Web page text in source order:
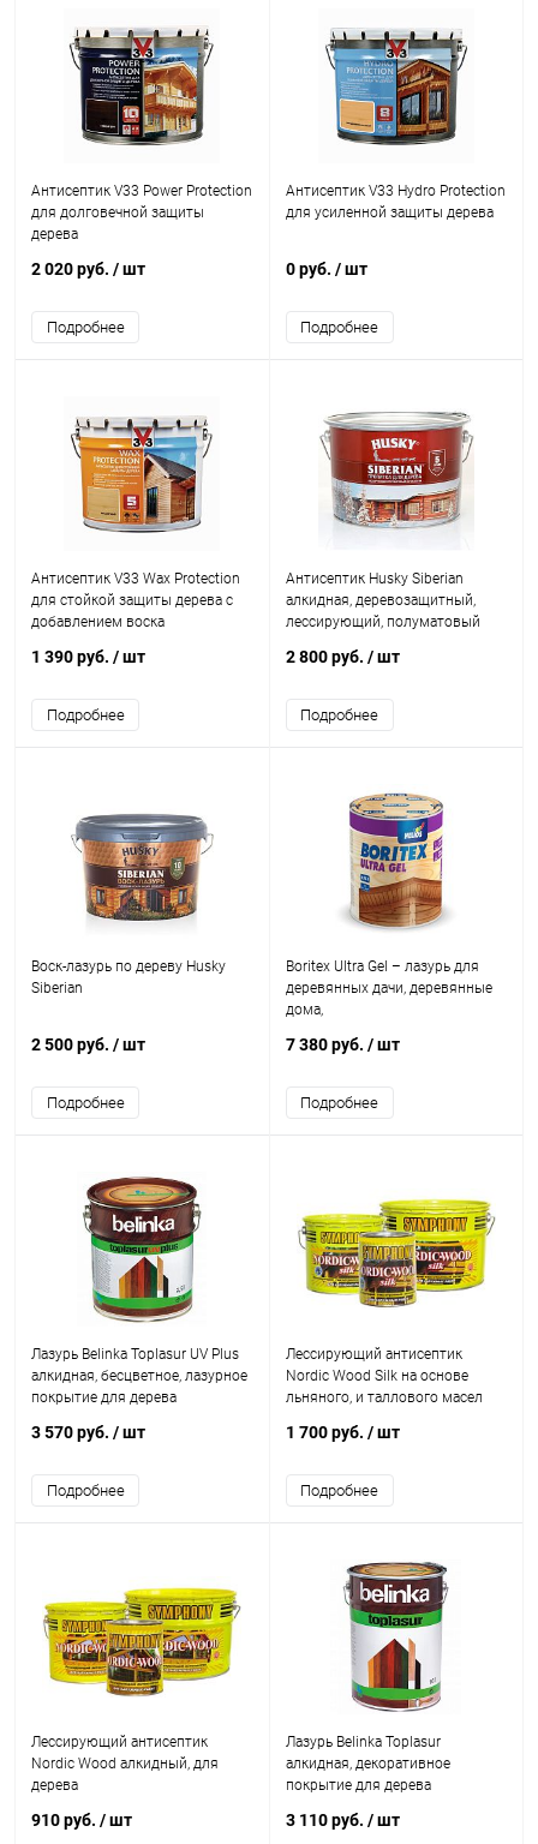
Антисептик V33 Power Protection
для долговечной защиты
дерева
2 020 руб. / шт
Подробнее
Антисептик V33 Hydro Protection
для усиленной защиты дерева
0 руб. / шт
Подробнее
Антисептик V33 Wax Protection
для стойкой защиты дерева с
добавлением воска
1 390 руб. / шт
Подробнее
Антисептик Husky Siberian
алкидная, деревозащитный,
лессирующий, полуматовый
2 800 руб. / шт
Подробнее
Воск-лазурь по дереву Husky
Siberian
2 500 руб. / шт
Подробнее
Boritex Ultra Gel – лазурь для
деревянных дачи, деревянные
дома,
7 380 руб. / шт
Подробнее
Лазурь Belinka Toplasur UV Plus
алкидная, бесцветное, лазурное
покрытие для дерева
3 570 руб. / шт
Подробнее
Лессирующий антисептик
Nordic Wood Silk на основе
льняного, и таллового масел
1 700 руб. / шт
Подробнее
Лессирующий антисептик
Nordic Wood алкидный, для
дерева
910 руб. / шт
Лазурь Belinka Toplasur
алкидная, декоративное
покрытие для дерева
3 110 руб. / шт